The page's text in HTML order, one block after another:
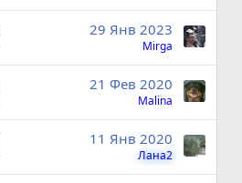
29 Янв 2023
Mirga
21 Фев 2020
Malina
11 Янв 2020
Лана2